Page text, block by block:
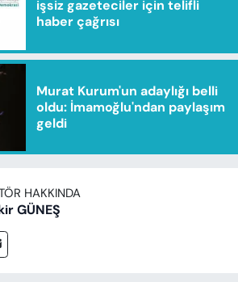
işsiz gazeteciler için telifli
haber çağrısı
Murat Kurum'un adaylığı belli
oldu: İmamoğlu'ndan paylaşım
geldi
HAKKINDA
GÜNEŞ